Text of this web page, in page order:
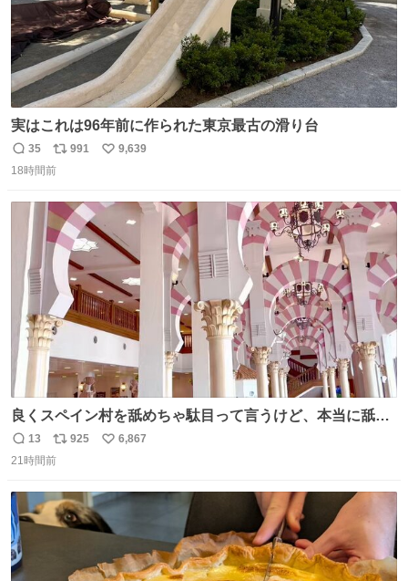
実はこれは96年前に作られた東京最古の滑り台
返
信
35
リ
ポ
ト
数
991
い
9,639
18時間前
良くスペイン村を舐めちゃ駄目って言うけど、本当に舐め
ちゃ行けないのはスペィン村ホテル🏛🏨 だってロビーから
中庭抜けるだけでこの有様🤩 ディズニーホテル泊まってる
ニャは益々素晴らしい場所になってる
返
信
13
リ
ポ
ト
数
925
い
数
6,867
21時間前